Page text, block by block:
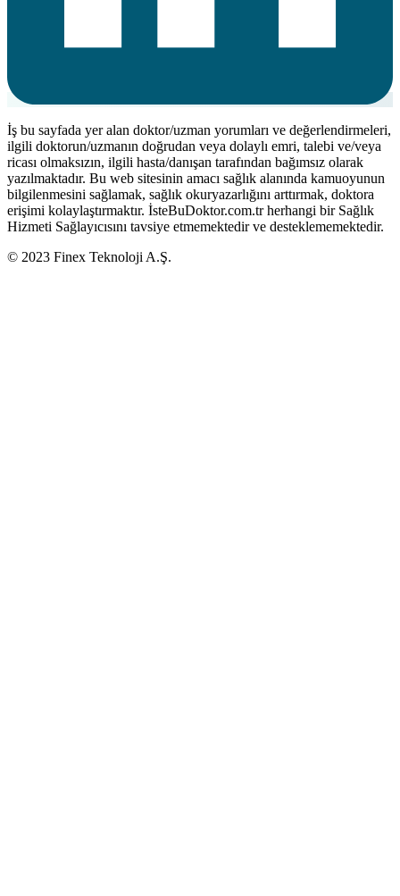
İş bu sayfada yer alan doktor/uzman yorumları ve değerlendirmeleri,
ilgili doktorun/uzmanın doğrudan veya dolaylı emri, talebi ve/veya
ricası olmaksızın, ilgili hasta/danışan tarafından bağımsız olarak
yazılmaktadır. Bu web sitesinin amacı sağlık alanında kamuoyunun
bilgilenmesini sağlamak, sağlık okuryazarlığını arttırmak, doktora
erişimi kolaylaştırmaktır. İsteBuDoktor.com.tr herhangi bir Sağlık
Hizmeti Sağlayıcısını tavsiye etmemektedir ve desteklememektedir.
© 2023 Finex Teknoloji A.Ş.